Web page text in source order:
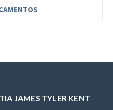
JAMES TYLER KENT